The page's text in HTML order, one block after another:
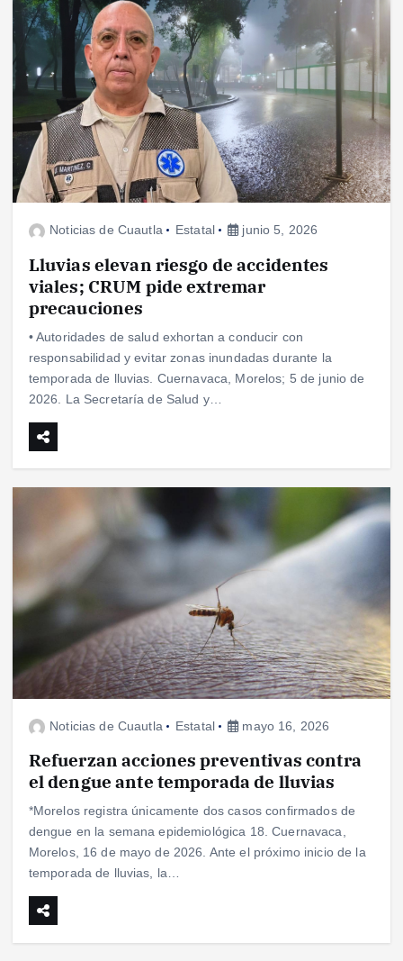
Noticias de Cuautla Estatal junio 5, 2026
Lluvias elevan riesgo de accidentes
viales; CRUM pide extremar
precauciones
• Autoridades de salud exhortan a conducir con
responsabilidad y evitar zonas inundadas durante la
temporada de lluvias. Cuernavaca, Morelos; 5 de junio de
2026. La Secretaría de Salud y…
Noticias de Cuautla Estatal mayo 16, 2026
Refuerzan acciones preventivas contra
el dengue ante temporada de lluvias
*Morelos registra únicamente dos casos confirmados de
dengue en la semana epidemiológica 18. Cuernavaca,
Morelos, 16 de mayo de 2026. Ante el próximo inicio de la
temporada de lluvias, la…